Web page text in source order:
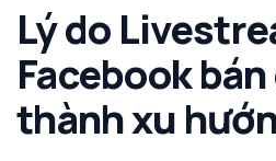
Lý do
Facebook
thành xu